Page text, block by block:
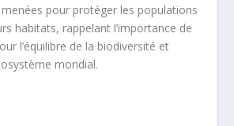
pour protéger les populations
habitats, rappelant l’importance de
l’équilibre de la biodiversité et
mondial.